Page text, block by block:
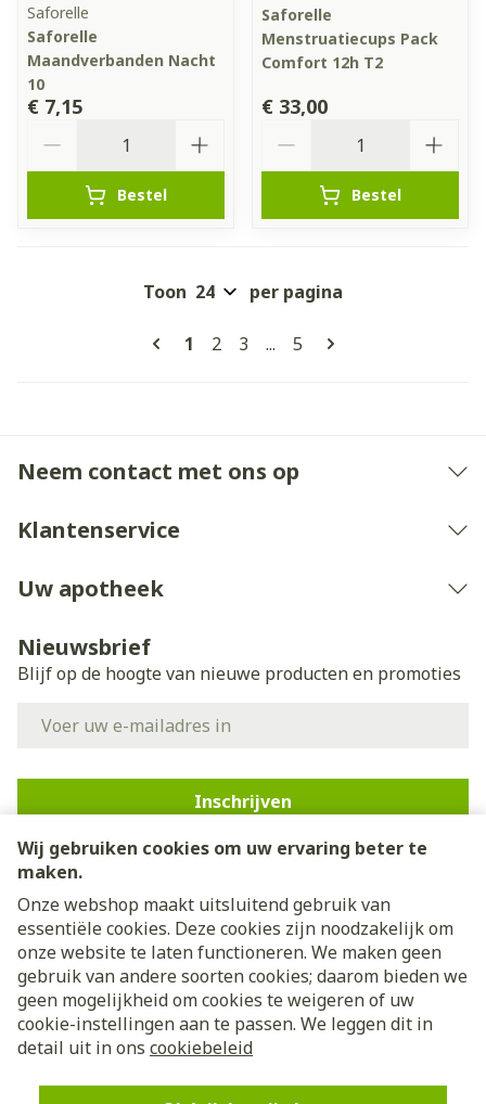
Wij gebruiken cookies om uw ervaring beter te
maken.
Onze webshop maakt uitsluitend gebruik van
essentiële cookies. Deze cookies zijn noodzakelijk om
onze website te laten functioneren. We maken geen
gebruik van andere soorten cookies; daarom bieden we
geen mogelijkheid om cookies te weigeren of uw
cookie-instellingen aan te passen. We leggen dit in
detail uit in ons cookiebeleid
Saforelle
Saforelle
Maandverbanden Nacht
10
€ 7,15
Bestel
Saforelle
Menstruatiecups Pack
Comfort 12h T2
€ 33,00
Bestel
Pagina's
U lees momenteel pagina
1 Pagina
2 Pagina
3 ... Pagina
5
Toon per pagina
Neem contact met ons op
Klantenservice
Uw apotheek
Nieuwsbrief
Blijf op de hoogte van nieuwe producten en promoties
Inschrijven
Door op inschrijven te klikken, schrijft u zich in voor onze
nieuwsbrief en gaat u akkoord met onze
Juridische links